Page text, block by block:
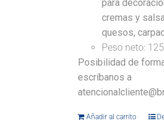
para
cremas y
quesos,
Peso neto:
Posibilidad de
escríbanos a
Añadir al carrito